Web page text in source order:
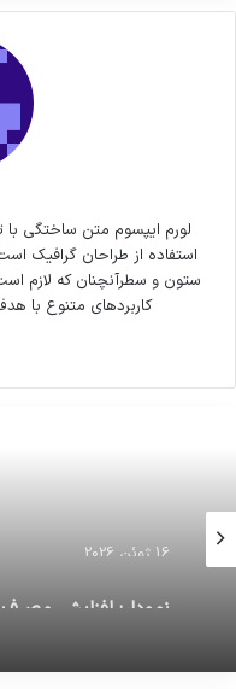
لورم ایپسوم متن ساختگی
استفاده از طراحان گرافیک
ستون و سطرآنچنان که لازم
کاربردهای متنوع با
16 ژوئن 2026
در سه سال گذشته